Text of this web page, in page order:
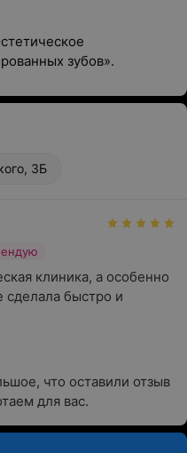
зубов».
3Б
клиника, а особенно
сделала быстро и
что оставили отзыв
для вас.